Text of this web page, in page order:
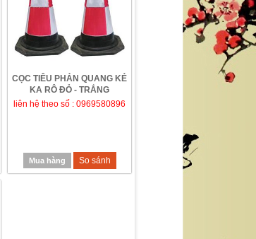
CỌC TIÊU PHẢN QUANG KẺ
KA RÔ ĐỎ - TRẮNG
liên hệ theo số : 0969580896
Mua hàng So sánh